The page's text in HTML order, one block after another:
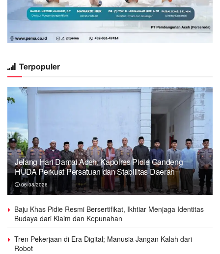
Terpopuler
Jelang Hari Damai Aceh, Kapolres Pidie Gandeng
HUDA Perkuat Persatuan dan Stabilitas Daerah
06/08/2026
Baju Khas Pidie Resmi Bersertifikat, Ikhtiar Menjaga Identitas
Budaya dari Klaim dan Kepunahan
Tren Pekerjaan di Era Digital; Manusia Jangan Kalah dari
Robot